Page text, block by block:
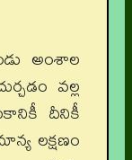
అంశాల
వల్ల
దీనికీ
లక్షణం